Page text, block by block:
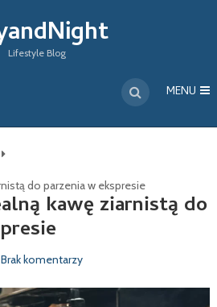
Lifestyle Blog
MENU
do parzenia w ekspresie
kawę ziarnistą do
Brak komentarzy